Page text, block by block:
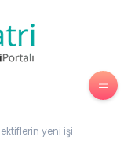
yeni işi